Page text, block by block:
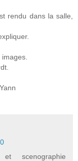
rendu dans la salle,
scenographie